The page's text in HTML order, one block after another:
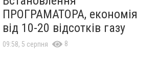
ПРОГРАМАТОРА, економія
від 10-20 відсотків газу
09:58, 5 серпня 8